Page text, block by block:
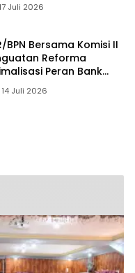
Juli 2026
BPN Bersama Komisi II
Reforma
Peran Bank
Juli 2026